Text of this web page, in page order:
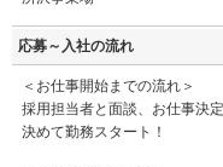
応募～入社の流れ
＜お仕事開始までの流れ＞
採用担当者と面談、お仕事決
決めて勤務スタート！